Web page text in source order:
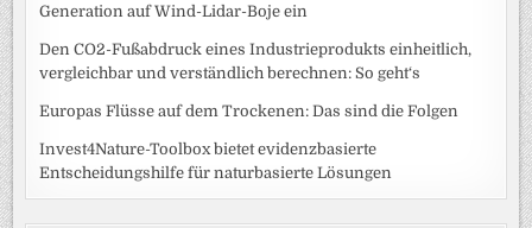
Generation auf Wind-Lidar-Boje ein
Den CO2-Fußabdruck eines Industrieprodukts einheitlich,
vergleichbar und verständlich berechnen: So geht‘s
Europas Flüsse auf dem Trockenen: Das sind die Folgen
Invest4Nature-Toolbox bietet evidenzbasierte
Entscheidungshilfe für naturbasierte Lösungen